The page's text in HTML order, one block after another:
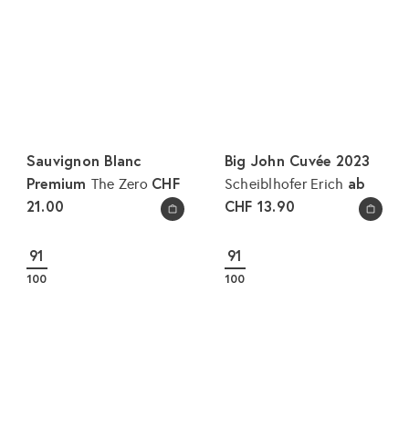
In den Warenkorb legen
Sauvignon Blanc
Premium The Zero CHF
21.00
In den Warenkorb legen
Big John Cuvée 2023
Scheiblhofer Erich ab
CHF 13.90
91
100
91
100